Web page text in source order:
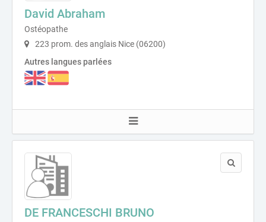
David Abraham
Ostéopathe
223 prom. des anglais Nice (06200)
Autres langues parlées
DE FRANCESCHI BRUNO